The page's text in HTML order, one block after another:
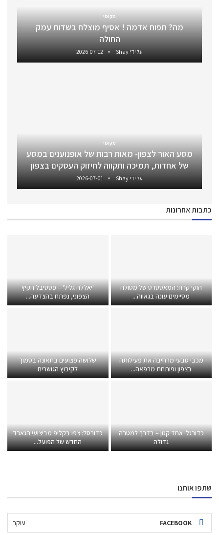
מקומי
מה? תפוח אדמה ! אסיף מוצלח בשדות עמק
החולה
על ידי Shay
2026-07-12
מקומי
מסע האור לצפון- מאות רבות של אופנוענים במסע
של אחדות, תמיכה ותקווה לחיזוק העסקים בצפון
על ידי Shay
2026-07-01
כתבות אחרונות
הוקי קרח: המאסטרס של מטולה
מסיימים עונה בגאווה...
'יאללה גליל' – פסטיבל הקיץ
הצפוני, נפתח בהצדעה...
מכבי טבעי מרחיבה את פעילותה
בצפון ופותחת מרפאה...
שלושה פצועים בתאונה בסמוך
לקיבוץ הגושרים
כדורגל: אחד קטן – בדרך למטרה
גדולה
כדורסל: צפו בקליפ מביצועי הגארד
החדש של הפועל...
שתפו אותנו
FACEBOOK עוקב